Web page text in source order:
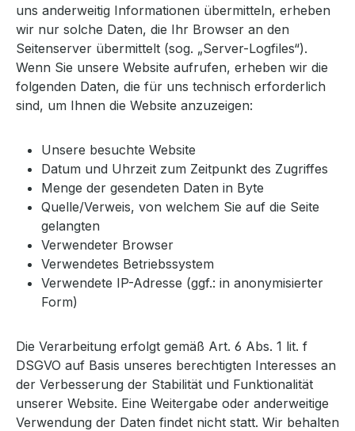
uns anderweitig Informationen übermitteln, erheben
wir nur solche Daten, die Ihr Browser an den
Seitenserver übermittelt (sog. „Server-Logfiles“).
Wenn Sie unsere Website aufrufen, erheben wir die
folgenden Daten, die für uns technisch erforderlich
sind, um Ihnen die Website anzuzeigen:
Unsere besuchte Website
Datum und Uhrzeit zum Zeitpunkt des Zugriffes
Menge der gesendeten Daten in Byte
Quelle/Verweis, von welchem Sie auf die Seite
gelangten
Verwendeter Browser
Verwendetes Betriebssystem
Verwendete IP-Adresse (ggf.: in anonymisierter
Form)
Die Verarbeitung erfolgt gemäß Art. 6 Abs. 1 lit. f
DSGVO auf Basis unseres berechtigten Interesses an
der Verbesserung der Stabilität und Funktionalität
unserer Website. Eine Weitergabe oder anderweitige
Verwendung der Daten findet nicht statt. Wir behalten